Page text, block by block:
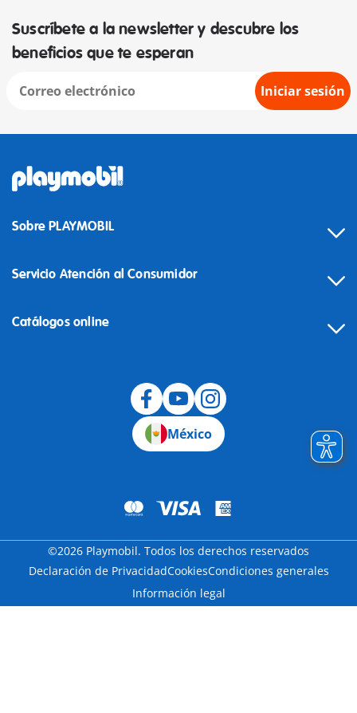
Suscríbete a la newsletter y descubre los
beneficios que te esperan
Iniciar sesión
Sobre PLAYMOBIL
Servicio Atención al Consumidor
Catálogos online
México
©2026 Playmobil. Todos los derechos reservados
Declaración de PrivacidadCookiesCondiciones generales
Información legal